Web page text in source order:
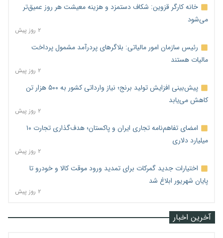
خانه کارگر قزوین: شکاف دستمزد و هزینه معیشت هر روز عمیق‌تر
می‌شود
۲ روز پیش
رئیس سازمان امور مالیاتی: بلاگرهای پردرآمد مشمول پرداخت
مالیات هستند
۲ روز پیش
پیش‌بینی افزایش تولید برنج؛ نیاز وارداتی کشور به ۵۰۰ هزار تن
کاهش می‌یابد
۲ روز پیش
امضای تفاهم‌نامه تجاری ایران و پاکستان؛ هدف‌گذاری تجارت ۱۰
میلیارد دلاری
۲ روز پیش
اختیارات جدید گمرکات برای تمدید ورود موقت کالا و خودرو تا
پایان شهریور ابلاغ شد
۲ روز پیش
آخرین اخبار